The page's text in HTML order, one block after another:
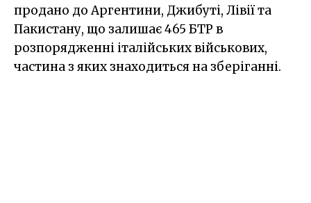
продано до Аргентини, Джибуті, Лівії та
Пакистану, що залишає 465 БТР в
розпорядженні італійських військових,
частина з яких знаходиться на зберіганні.